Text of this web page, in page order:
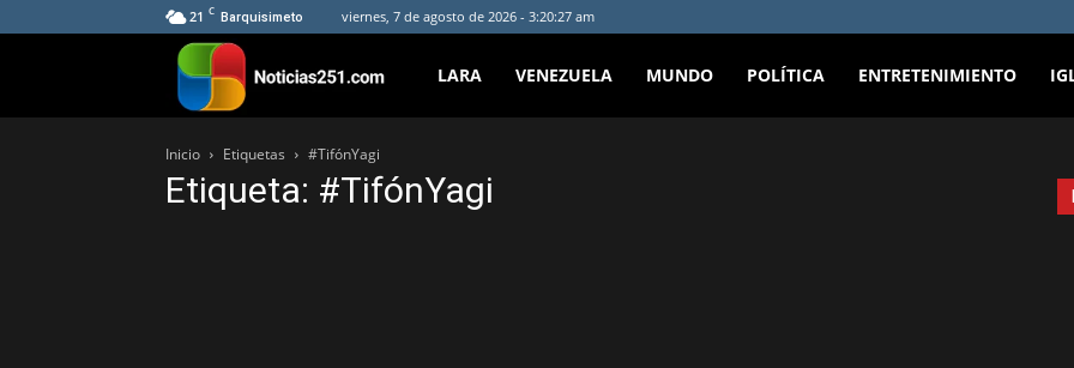
21 C Barquisimeto viernes, 7 de agosto de 2026 - 3:20:27 am
Noticias251
LARA VENEZUELA MUNDO POLÍTICA ENTRETENIMIENTO
Inicio Etiquetas #TifónYagi
Etiqueta: #TifónYagi